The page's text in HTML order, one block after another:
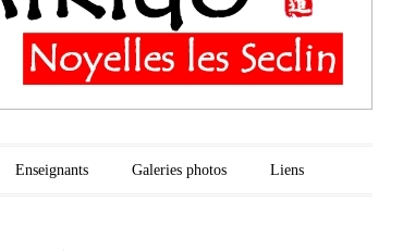
Enseignants Galeries photos Liens